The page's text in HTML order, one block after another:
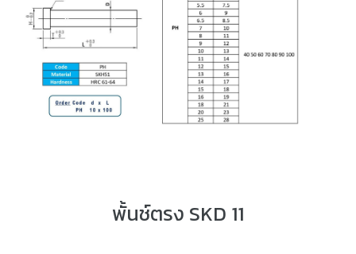
พั้นช์ตรง SKD 11